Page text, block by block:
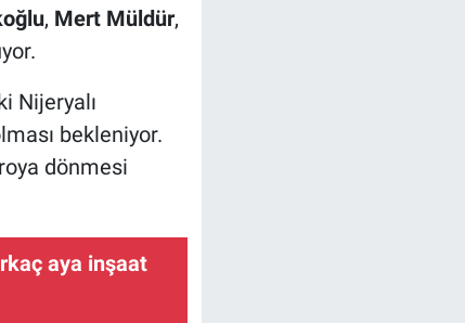
, Mert Müldür,
Nijeryalı
bekleniyor.
dönmesi
aya inşaat